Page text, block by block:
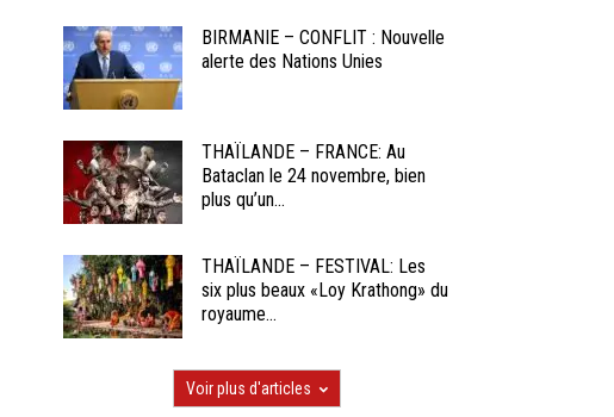
BIRMANIE – CONFLIT : Nouvelle
alerte des Nations Unies
THAÏLANDE – FRANCE: Au
Bataclan le 24 novembre, bien
plus qu’un...
THAÏLANDE – FESTIVAL: Les
six plus beaux «Loy Krathong» du
royaume...
Voir plus d'articles